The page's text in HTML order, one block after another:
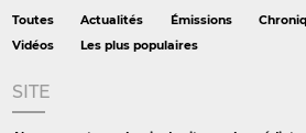
Toutes Actualités Émissions
Vidéos
Les plus populaires
SITE